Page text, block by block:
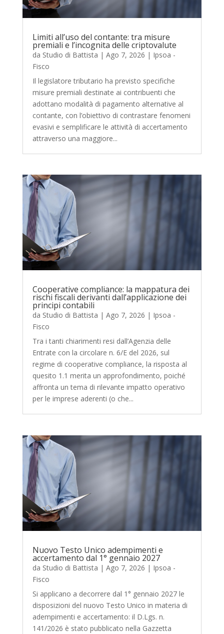
Limiti all’uso del contante: tra misure
premiali e l’incognita delle criptovalute
da Studio di Battista | Ago 7, 2026 | Ipsoa -
Fisco
Il legislatore tributario ha previsto specifiche
misure premiali destinate ai contribuenti che
adottano modalità di pagamento alternative al
contante, con l’obiettivo di contrastare fenomeni
evasivi e semplificare le attività di accertamento
attraverso una maggiore...
Cooperative compliance: la mappatura dei
rischi fiscali derivanti dall’applicazione dei
principi contabili
da Studio di Battista | Ago 7, 2026 | Ipsoa -
Fisco
Tra i tanti chiarimenti resi dall’Agenzia delle
Entrate con la circolare n. 6/E del 2026, sul
regime di cooperative compliance, la risposta al
quesito 1.1 merita un approfondimento, poiché
affronta un tema di rilevante impatto operativo
per le imprese aderenti (o che...
Nuovo Testo Unico adempimenti e
accertamento dal 1° gennaio 2027
da Studio di Battista | Ago 7, 2026 | Ipsoa -
Fisco
Si applicano a decorrere dal 1° gennaio 2027 le
disposizioni del nuovo Testo Unico in materia di
adempimenti e accertamento: il D.Lgs. n.
141/2026 è stato pubblicato nella Gazzetta